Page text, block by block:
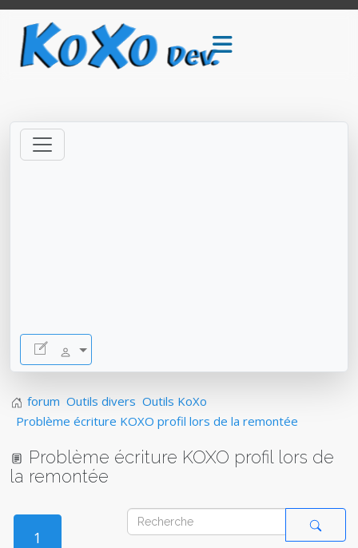
forum Outils divers Outils KoXo
Problème écriture KOXO profil lors de la remontée
Problème écriture KOXO profil lors de
la remontée
1